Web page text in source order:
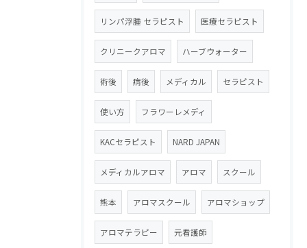
リンパ浮腫 セラピスト 医療セラピスト
クリニークアロマ ハーブウォーター
術後 病後 メディカル セラピスト
使い方 フラワーレメディ
KACセラピスト NARD JAPAN
メディカルアロマ アロマ スクール
熊本 アロマスクール アロマショップ
アロマテラピー 元看護師